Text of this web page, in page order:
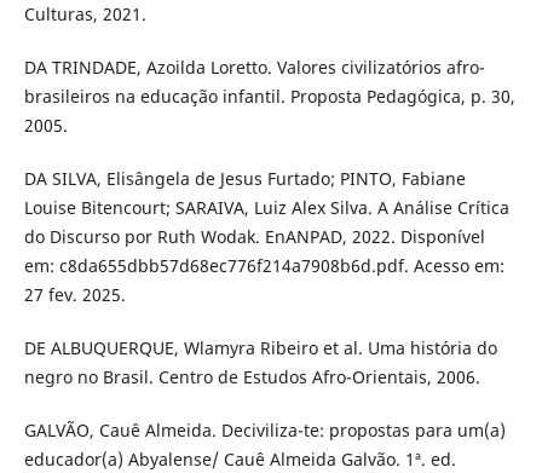
Culturas, 2021.
DA TRINDADE, Azoilda Loretto. Valores civilizatórios afro-
brasileiros na educação infantil. Proposta Pedagógica, p. 30,
2005.
DA SILVA, Elisângela de Jesus Furtado; PINTO, Fabiane
Louise Bitencourt; SARAIVA, Luiz Alex Silva. A Análise Crítica
do Discurso por Ruth Wodak. EnANPAD, 2022. Disponível
em: c8da655dbb57d68ec776f214a7908b6d.pdf. Acesso em:
27 fev. 2025.
DE ALBUQUERQUE, Wlamyra Ribeiro et al. Uma história do
negro no Brasil. Centro de Estudos Afro-Orientais, 2006.
GALVÃO, Cauê Almeida. Deciviliza-te: propostas para um(a)
educador(a) Abyalense/ Cauê Almeida Galvão. 1ª. ed.